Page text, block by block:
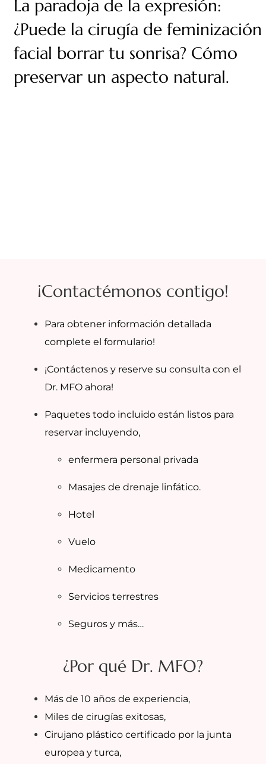
La paradoja de la expresión:
¿Puede la cirugía de feminización
facial borrar tu sonrisa? Cómo
preservar un aspecto natural.
¡Contactémonos contigo!
Para obtener información detallada
complete el formulario!
¡Contáctenos y reserve su consulta con el
Dr. MFO ahora!
Paquetes todo incluido están listos para
reservar incluyendo,
enfermera personal privada
Masajes de drenaje linfático.
Hotel
Vuelo
Medicamento
Servicios terrestres
Seguros y más…
¿Por qué Dr. MFO?
Más de 10 años de experiencia,
Miles de cirugías exitosas,
Cirujano plástico certificado por la junta
europea y turca,